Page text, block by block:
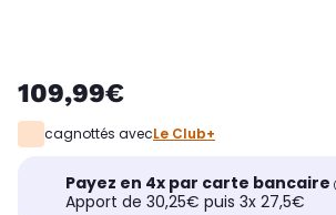
109,99€
cagnottés avecLe Club+
Payez en 4x par carte bancaire
Apport de 30,25€ puis 3x 27,5€